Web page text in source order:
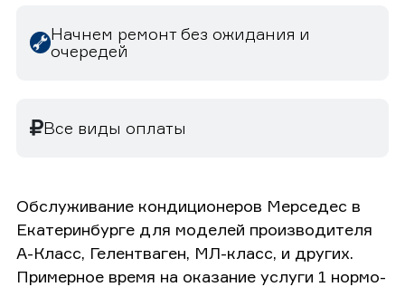
Начнем ремонт без ожидания и
очередей
Все виды оплаты
Обслуживание кондиционеров Мерседес в
Екатеринбурге для моделей производителя
А-Класс, Гелентваген, МЛ-класс, и других.
Примерное время на оказание услуги 1 нормо-